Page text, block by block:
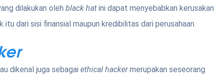
dilakukan oleh black hat ini dapat menyebabkan kerusakan
itu dari sisi finansial maupun kredibilitas dari perusahaan.
dikenal juga sebagai ethical hackermerupakan seseorang